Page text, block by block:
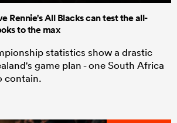
Rennie's All Blacks can test the all-
to the max
statistics show a drastic
game plan - one South Africa
contain.